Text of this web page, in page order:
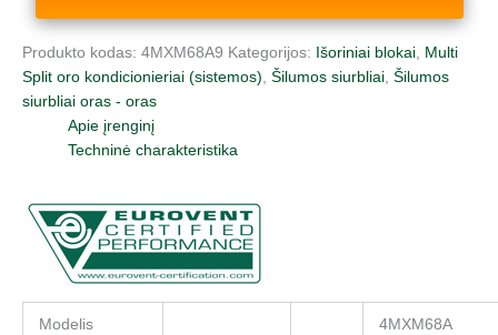
Produkto kodas: 4MXM68A9 Kategorijos: Išoriniai blokai
Multi
Split oro kondicionieriai (sistemos) Šilumos siurbliai Šilumos
siurbliai oras - oras
Apie įrenginį
Techninė charakteristika
Modelis 4MXM68A